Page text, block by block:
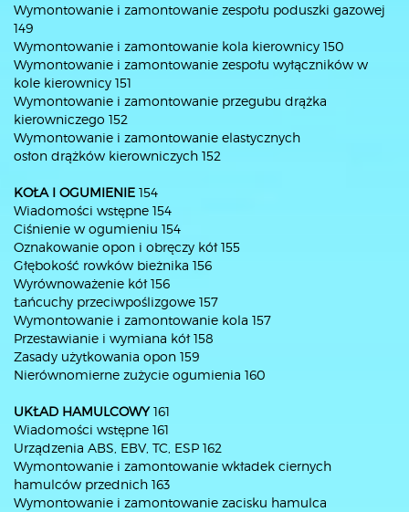
Wymontowanie i zamontowanie zespołu poduszki gazowej
149
Wymontowanie i zamontowanie kola kierownicy 150
Wymontowanie i zamontowanie zespołu wyłączników w
kole kierownicy 151
Wymontowanie i zamontowanie przegubu drążka
kierowniczego 152
Wymontowanie i zamontowanie elastycznych
osłon drążków kierowniczych 152
KOŁA I OGUMIENIE 154
Wiadomości wstępne 154
Ciśnienie w ogumieniu 154
Oznakowanie opon i obręczy kół 155
Głębokość rowków bieżnika 156
Wyrównoważenie kół 156
Łańcuchy przeciwpoślizgowe 157
Wymontowanie i zamontowanie kola 157
Przestawianie i wymiana kół 158
Zasady użytkowania opon 159
Nierównomierne zużycie ogumienia 160
UKŁAD HAMULCOWY161
Wiadomości wstępne 161
Urządzenia ABS, EBV, TC, ESP 162
Wymontowanie i zamontowanie wkładek ciernych
hamulców przednich 163
Wymontowanie i zamontowanie zacisku hamulca